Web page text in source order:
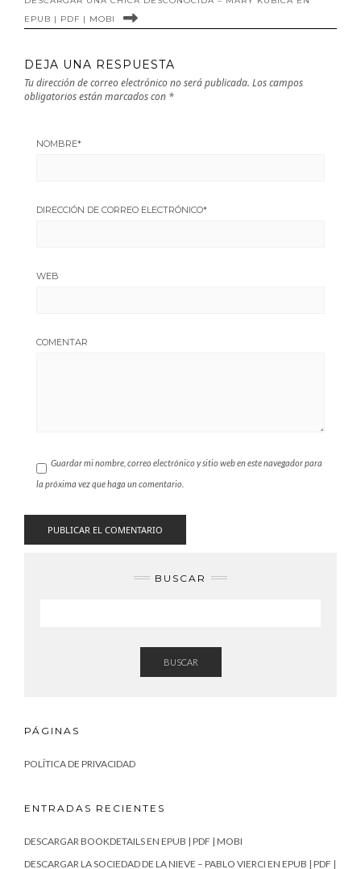
EPUB | PDF | MOBI
DEJA UNA RESPUESTA
Tu dirección de correo electrónico no será publicada. Los campos
obligatorios están marcados con *
NOMBRE*
DIRECCIÓN DE CORREO ELECTRÓNICO*
WEB
COMENTAR
Guardar mi nombre, correo electrónico y sitio web en este navegador para
la próxima vez que haga un comentario.
BUSCAR
BUSCAR
PÁGINAS
POLÍTICA DE PRIVACIDAD
ENTRADAS RECIENTES
DESCARGAR BOOKDETAILS EN EPUB | PDF | MOBI
DESCARGAR LA SOCIEDAD DE LA NIEVE – PABLO VIERCI EN EPUB | PDF |